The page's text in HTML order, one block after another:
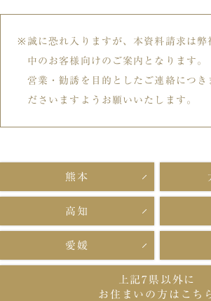
誠に恐れ入りますが、本資料請求は弊
中のお客様向けのご案内となります。
営業・勧誘を目的としたご連絡につき
ださいますようお願いいたします。
熊本
高知
愛媛
上記7県以外に
お住まいの方はこち